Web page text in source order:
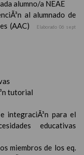
alumno/a NEAE
al alumnado de
(AAC)
Elaborado 06 sept
tutorial
integraciÃ³n para el
educativas
miembros de los eq.